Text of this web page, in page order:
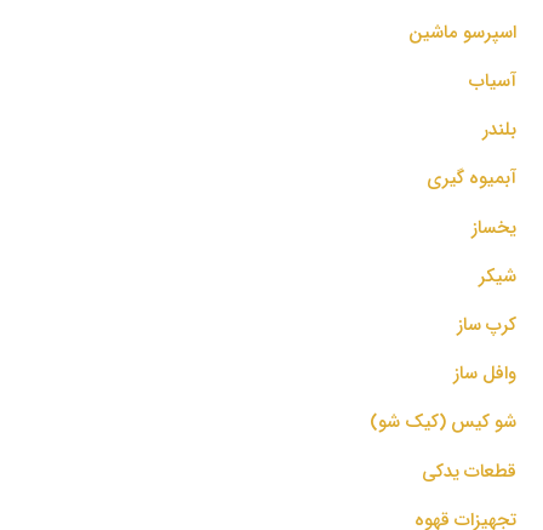
اسپرسو‌ ماشین
آسیاب
بلندر
آبمیوه گیری
یخساز
شیکر
کرپ ساز
وافل ساز
شو کیس (کیک شو)
قطعات یدکی
تجهیزات قهوه